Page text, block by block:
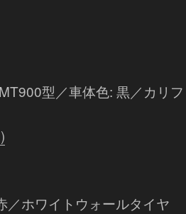
型／車体色: 黒／カリ
／ホワイトウォールタイヤ